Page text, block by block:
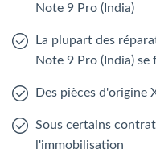
Note 9 Pro (India)
La plupart des
Note 9 Pro (India) se
Des pièces d'origine
Sous certains
l'immobilisation